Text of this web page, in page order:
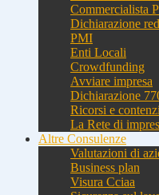
Commercialista
Dichiarazione
PMI
Enti Locali
Crowdfunding
Avviare impresa
Dichiarazione
Ricorsi e
La Rete di
Altre Consulenze
Valutazioni di
Business plan
Visura Cciaa